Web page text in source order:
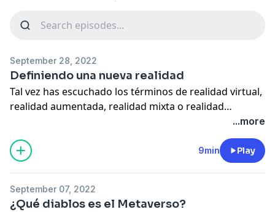
September 28, 2022
Definiendo una nueva realidad
Tal vez has escuchado los términos de realidad virtual,
realidad aumentada, realidad mixta o realidad
extendida, ¿Pero qué son estás realidades? ¿Cómo
funcionan? ¿Cuáles son sus diferencias? En este
capítulo abordaremos acerca de cómo estas
tecnologías están ayudando a construir un Metaverso
...more
9min Play
September 07, 2022
¿Qué diablos es el Metaverso?